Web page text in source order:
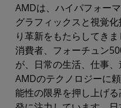
AMDは、ハイパフォー
グラフィックスと視覚
り革新をもたらしてき
消費者、フォーチュン
が、日常の生活、仕事、
AMDのテクノロジーに
能性の限界を押し上げ